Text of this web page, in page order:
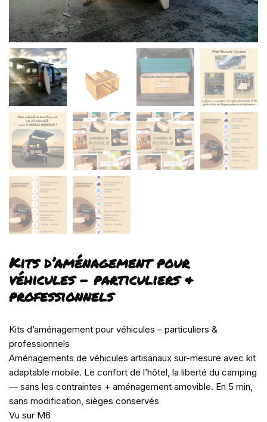
Kits d’aménagement pour
véhicules – particuliers &
professionnels
Kits d’aménagement pour véhicules – particuliers &
professionnels
Aménagements de véhicules artisanaux sur-mesure avec kit
adaptable mobile. Le confort de l’hôtel, la liberté du camping
— sans les contraintes + aménagement amovible. En 5 min,
sans modification, sièges conservés
Vu sur M6